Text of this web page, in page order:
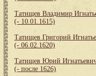
Татищев Владимир
(- 10.01.1615)
Татищев Григорий
(- 06.02.1620)
Татищев Юрий
(- после 1626)